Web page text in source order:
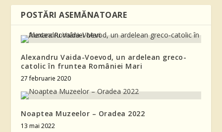
POSTĂRI ASEMĂNATOARE
Alexandru Vaida-Voevod, un ardelean greco-
catolic în fruntea României Mari
27 februarie 2020
Noaptea Muzeelor – Oradea 2022
13 mai 2022